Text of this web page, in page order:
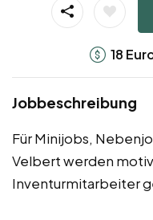
18
Jobbeschreibung
Für Minijobs,
Velbert werden
Inventurmitarbeiter